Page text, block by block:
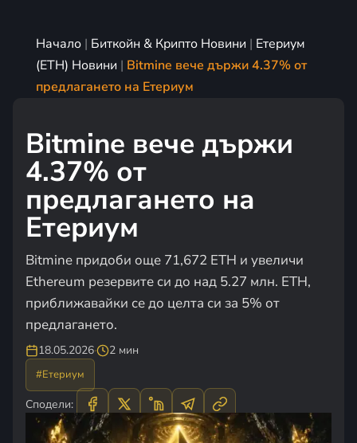
Начало| Биткойн & Крипто Новини | Етериум
(ETH) Новини | Bitmine вече държи 4.37% от
предлагането на Етериум
Bitmine вече държи
4.37% от
предлагането на
Етериум
Bitmine придоби още 71,672 ETH и увеличи
Ethereum резервите си до над 5.27 млн. ETH,
приближавайки се до целта си за 5% от
предлагането.
18.05.2026· 2 мин
#Етериум
Сподели: